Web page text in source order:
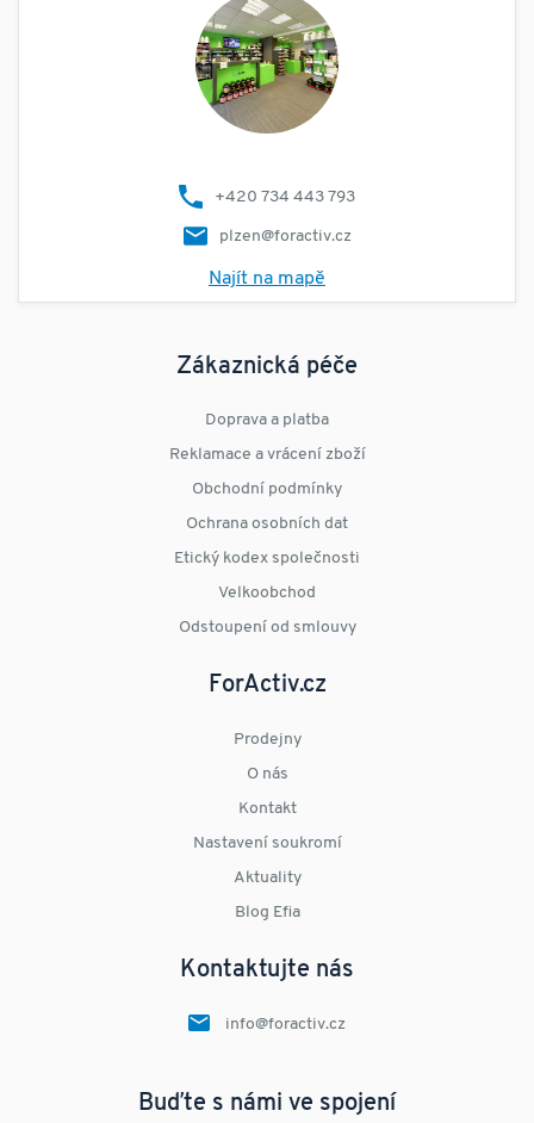
+420 734 443 793
plzen@foractiv.cz
Najít na mapě
Zákaznická péče
Doprava a platba
Reklamace a vrácení zboží
Obchodní podmínky
Ochrana osobních dat
Etický kodex společnosti
Velkoobchod
Odstoupení od smlouvy
ForActiv.cz
Prodejny
O nás
Kontakt
Nastavení soukromí
Aktuality
Blog Efia
Kontaktujte nás
info@foractiv.cz
Buďte s námi ve spojení